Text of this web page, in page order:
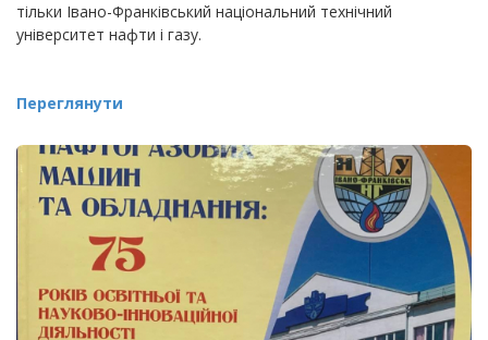
тільки Івано-Франківський національний технічний
університет нафти і газу.
Переглянути